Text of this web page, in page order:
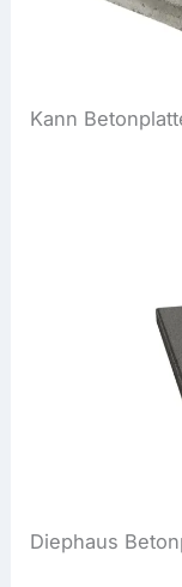
Kann
Diephaus